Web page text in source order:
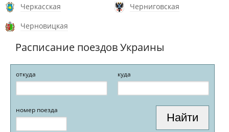
Черкасская
Черниговская
Черновицкая
Расписание поездов Украины
откуда куда
номер поезда